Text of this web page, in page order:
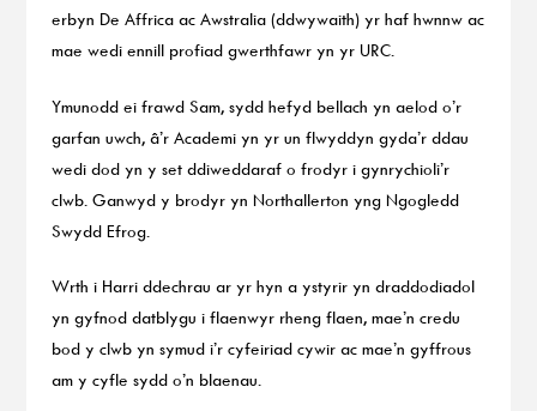
erbyn De Affrica ac Awstralia (ddwywaith) yr haf hwnnw ac
mae wedi ennill profiad gwerthfawr yn yr URC.
Ymunodd ei frawd Sam, sydd hefyd bellach yn aelod o’r
garfan uwch, â’r Academi yn yr un flwyddyn gyda’r ddau
wedi dod yn y set ddiweddaraf o frodyr i gynrychioli’r
clwb. Ganwyd y brodyr yn Northallerton yng Ngogledd
Swydd Efrog.
Wrth i Harri ddechrau ar yr hyn a ystyrir yn draddodiadol
yn gyfnod datblygu i flaenwyr rheng flaen, mae’n credu
bod y clwb yn symud i’r cyfeiriad cywir ac mae’n gyffrous
am y cyfle sydd o’n blaenau.